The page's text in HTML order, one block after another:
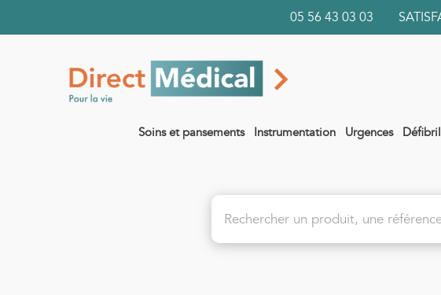
05 56 43 03 03
Soins et pansements Instrumentation Urgences